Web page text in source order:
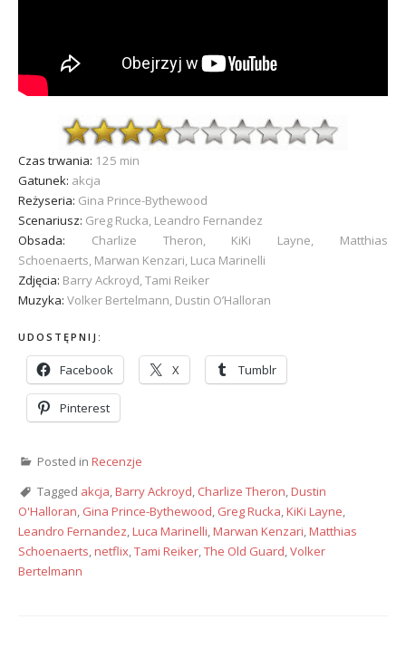
Czas trwania: 125 min
Gatunek: akcja
Reżyseria: Gina Prince-Bythewood
Scenariusz: Greg Rucka, Leandro Fernandez
Obsada: Charlize Theron, KiKi Layne, Matthias
Schoenaerts, Marwan Kenzari, Luca Marinelli
Zdjęcia: Barry Ackroyd, Tami Reiker
Muzyka: Volker Bertelmann, Dustin O’Halloran
UDOSTĘPNIJ:
Facebook X Tumblr
Pinterest
Posted in Recenzje
Tagged akcja,Barry Ackroyd, Charlize Theron,Dustin
O'Halloran, Gina Prince-Bythewood, Greg Rucka,KiKi Layne,
Leandro Fernandez,Luca Marinelli,Marwan Kenzari,Matthias
Schoenaerts,netflix,Tami Reiker,The Old Guard,Volker
Bertelmann